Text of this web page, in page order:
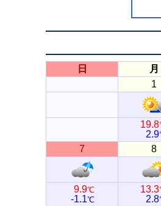
日 月
1
19.8
2.9
7 8
9.9℃
-1.1℃
13.3
2.8